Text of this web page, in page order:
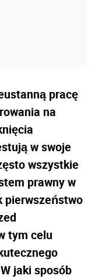
pracę
na
w swoje
wszystkie
prawny w
pierwszeństwo
tym celu
jaki sposób